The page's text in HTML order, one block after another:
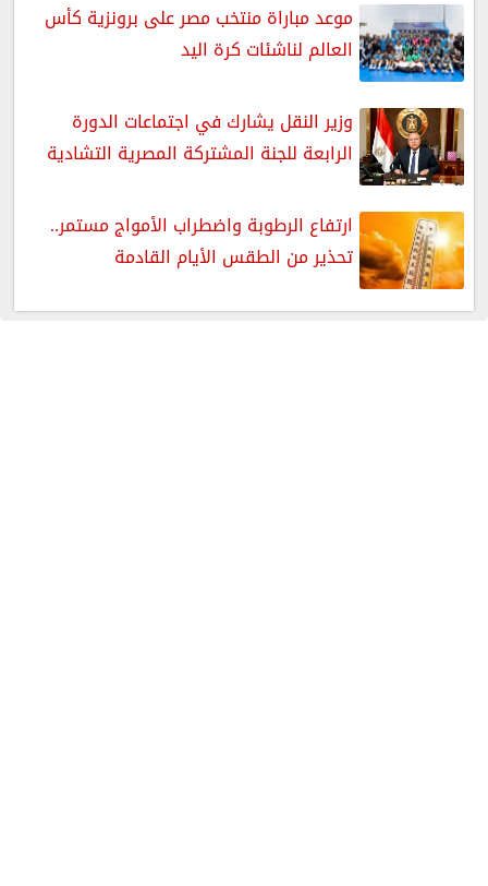
موعد مباراة منتخب مصر على برونزية كأس
العالم لناشئات كرة اليد
وزير النقل يشارك في اجتماعات الدورة
الرابعة للجنة المشتركة المصرية التشادية
ارتفاع الرطوبة واضطراب الأمواج مستمر..
تحذير من الطقس الأيام القادمة